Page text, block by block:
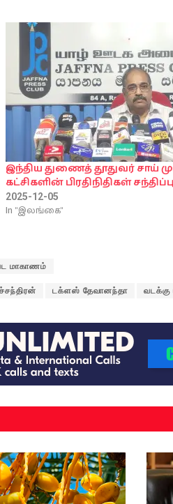
இந்திய துணைத் தூதுவர் சாய்
கட்சிகளின் பிரதிநிதிகள்
2025-12-05
In "இலங்கை"
மாகாணம்
டக்ளஸ் தேவானந்தா